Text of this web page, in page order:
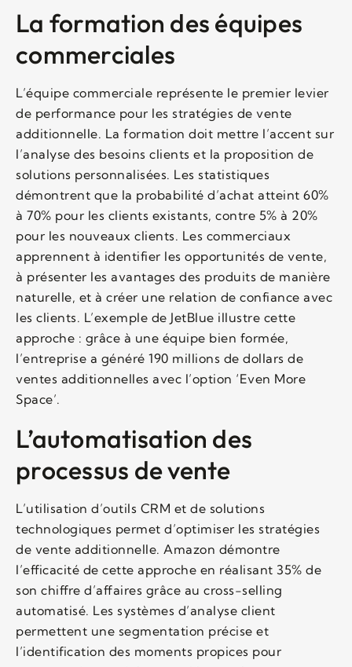
La formation des équipes
commerciales
L’équipe commerciale représente le premier levier
de performance pour les stratégies de vente
additionnelle. La formation doit mettre l’accent sur
l’analyse des besoins clients et la proposition de
solutions personnalisées. Les statistiques
démontrent que la probabilité d’achat atteint 60%
à 70% pour les clients existants, contre 5% à 20%
pour les nouveaux clients. Les commerciaux
apprennent à identifier les opportunités de vente,
à présenter les avantages des produits de manière
naturelle, et à créer une relation de confiance avec
les clients. L’exemple de JetBlue illustre cette
approche : grâce à une équipe bien formée,
l’entreprise a généré 190 millions de dollars de
ventes additionnelles avec l’option ‘Even More
Space’.
L’automatisation des
processus de vente
L’utilisation d’outils CRM et de solutions
technologiques permet d’optimiser les stratégies
de vente additionnelle. Amazon démontre
l’efficacité de cette approche en réalisant 35% de
son chiffre d’affaires grâce au cross-selling
automatisé. Les systèmes d’analyse client
permettent une segmentation précise et
l’identification des moments propices pour